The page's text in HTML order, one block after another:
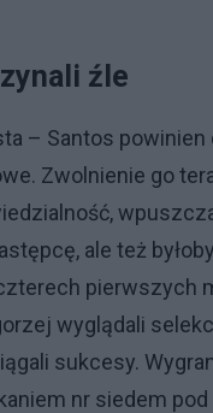
źle
– Santos powinien
Zwolnienie go
ale też byłoby
pierwszych
wyglądali
sukcesy.
nr siedem